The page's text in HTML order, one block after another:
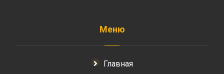
Меню
Главная